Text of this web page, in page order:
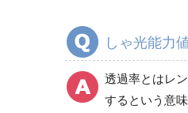
しゃ光能力
透過率とはレ
するという意